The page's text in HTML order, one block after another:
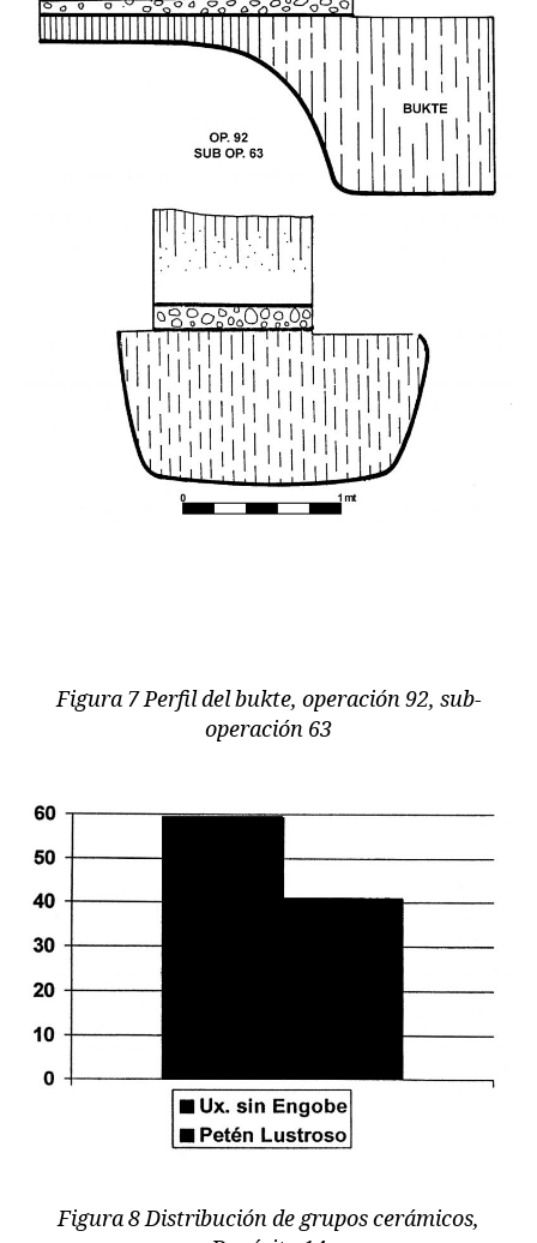
Figura 7 Perfil del bukte, operación 92, sub-
operación 63
Figura 8 Distribución de grupos cerámicos,